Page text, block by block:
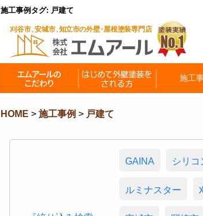
施工事例タグ: 戸建て
HOME > 施工事例 > 戸建て
GAINA シリコ
ルミナスター